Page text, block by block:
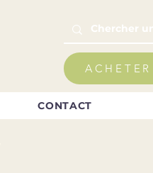
ACHETER
CONTACT